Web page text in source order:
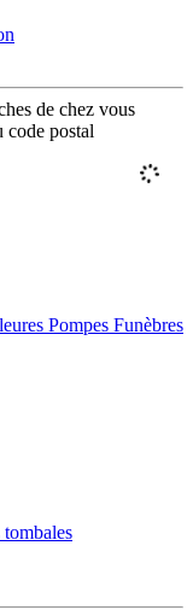
de chez vous
code postal
Pompes Funèbres